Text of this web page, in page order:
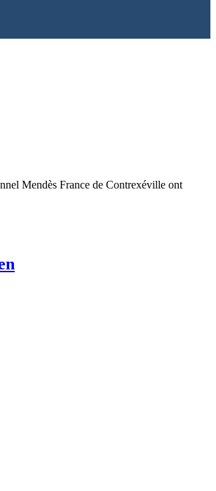
Mendès France de Contrexéville ont